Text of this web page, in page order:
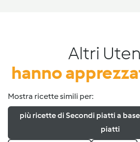
Altri
hanno
Mostra ricette simili per:
più ricette di Secondi piatti a
piatti